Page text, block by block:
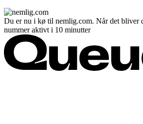
Du er nu i kø til nemlig.com. Når det bliver
nummer aktivt i 10 minutter